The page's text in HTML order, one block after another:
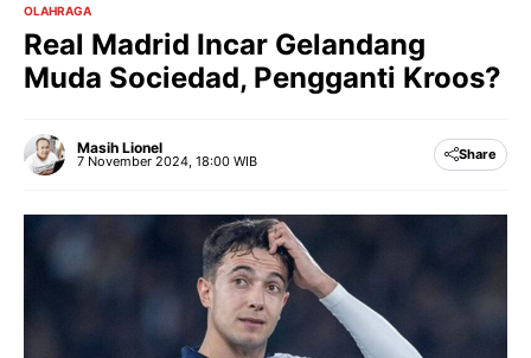
OLAHRAGA
Real Madrid Incar Gelandang
Muda Sociedad, Pengganti Kroos?
Masih Lionel
7 November 2024, 18:00 WIB Share